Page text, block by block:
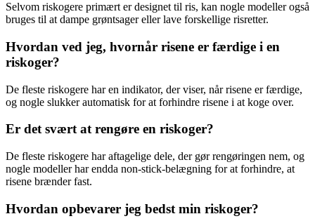
Selvom riskogere primært er designet til ris, kan nogle modeller også
bruges til at dampe grøntsager eller lave forskellige risretter.
Hvordan ved jeg, hvornår risene er færdige i en
riskoger?
De fleste riskogere har en indikator, der viser, når risene er færdige,
og nogle slukker automatisk for at forhindre risene i at koge over.
Er det svært at rengøre en riskoger?
De fleste riskogere har aftagelige dele, der gør rengøringen nem, og
nogle modeller har endda non-stick-belægning for at forhindre, at
risene brænder fast.
Hvordan opbevarer jeg bedst min riskoger?